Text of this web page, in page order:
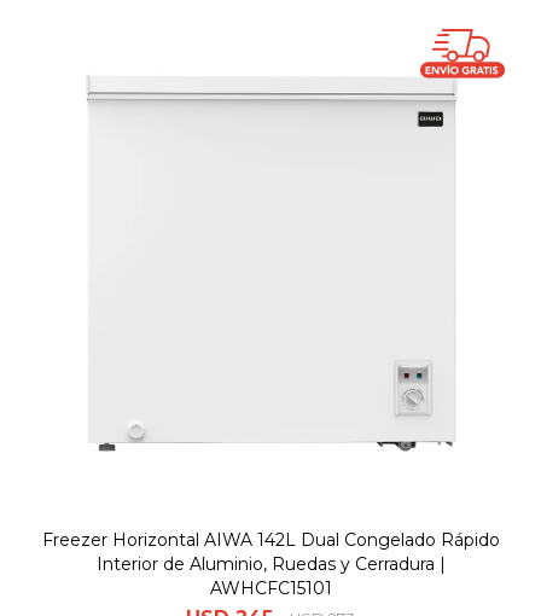
Freezer Horizontal AIWA 142L Dual Congelado Rápido
Interior de Aluminio, Ruedas y Cerradura |
AWHCFC15101